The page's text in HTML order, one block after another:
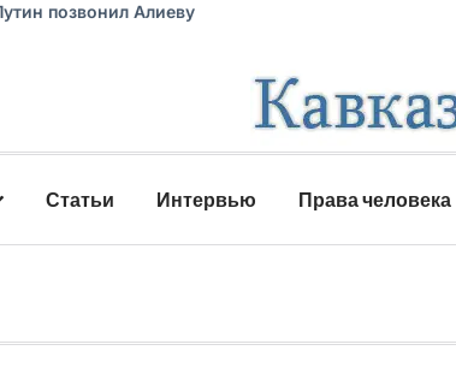
позвонил Алиеву
Статьи Интервью Права человека